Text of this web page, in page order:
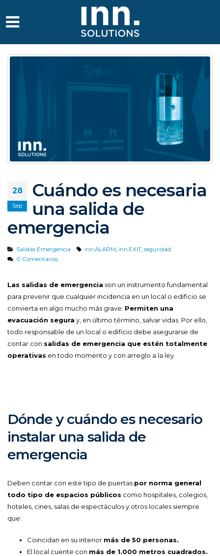
28
Sep
Cuándo es necesaria
una salida de
emergencia
Salidas Emergencia inn.ALARM inn.EXIT ,seguridad
0 Comentarios
Las salidas de emergencia son un instrumento fundamental
para prevenir que cualquier incidencia en un local o edificio se
convierta en algo mucho más grave. Permiten una
evacuación segura y, en último término, salvar vidas. Por ello,
todo responsable de un local o edificio debe asegurarse de
contar con salidas de emergencia que estén totalmente
operativas en todo momento y con arreglo a la ley.
Dónde y cuándo es necesario
instalar una salida de
emergencia
Deben contar con este tipo de puertas por norma general
todo tipo de espacios públicos como hospitales, colegios,
hoteles, cines, salas de espectáculos y otros locales siempre
que:
Coincidan en su interior más de 50 personas.
El local cuente con más de 1.000 metros cuadrados.